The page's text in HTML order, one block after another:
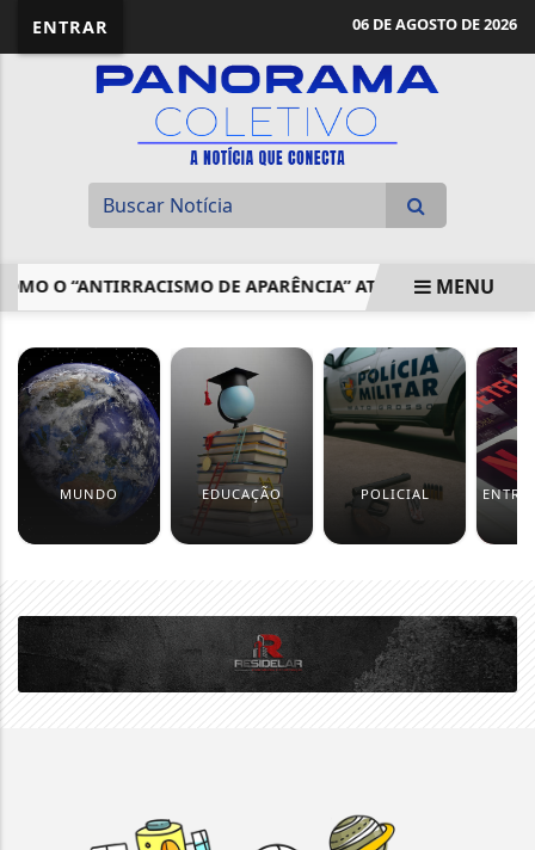
ENTRAR 06 DE AGOSTO DE 2026
O “ANTIRRACISMO DE APARÊNCIA” ATUA MENU
MUNDO EDUCAÇÃO POLICIAL